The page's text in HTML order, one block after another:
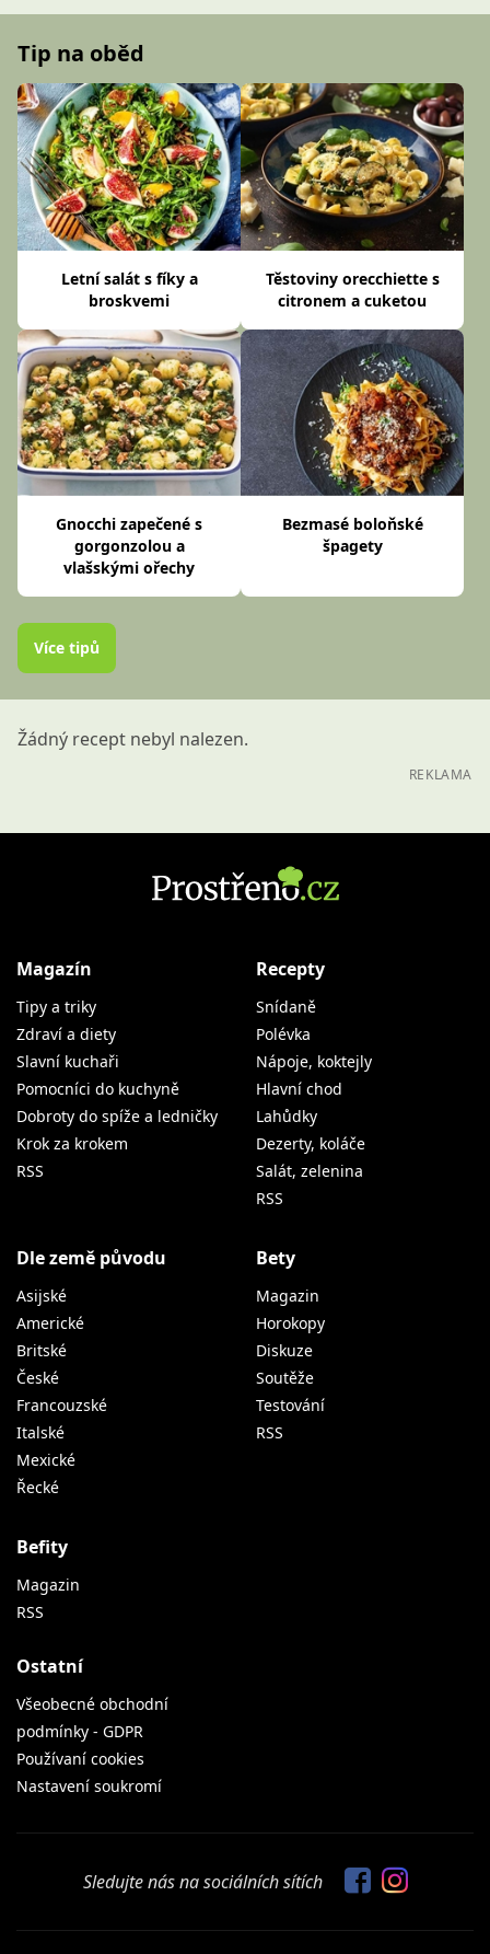
Tip na oběd
Letní salát s fíky a
broskvemi
Těstoviny orecchiette s
citronem a cuketou
Gnocchi zapečené s
gorgonzolou a
vlašskými ořechy
Bezmasé boloňské
špagety
Více tipů
Žádný recept nebyl nalezen.
REKLAMA
Magazín
Tipy a triky
Zdraví a diety
Slavní kuchaři
Pomocníci do kuchyně
Dobroty do spíže a ledničky
Krok za krokem
RSS
Recepty
Snídaně
Polévka
Nápoje, koktejly
Hlavní chod
Lahůdky
Dezerty, koláče
Salát, zelenina
RSS
Dle země původu
Asijské
Americké
Britské
České
Francouzské
Italské
Mexické
Řecké
Bety
Magazin
Horokopy
Diskuze
Soutěže
Testování
RSS
Befity
Magazin
RSS
Ostatní
Všeobecné obchodní
podmínky - GDPR
Používaní cookies
Nastavení soukromí
Sledujte nás na sociálních sítích